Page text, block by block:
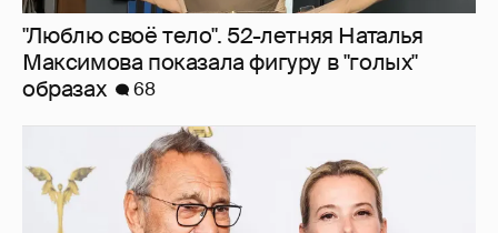
"Люблю своё тело". 52-летняя Наталья
Максимова показала фигуру в "голых"
образах
68